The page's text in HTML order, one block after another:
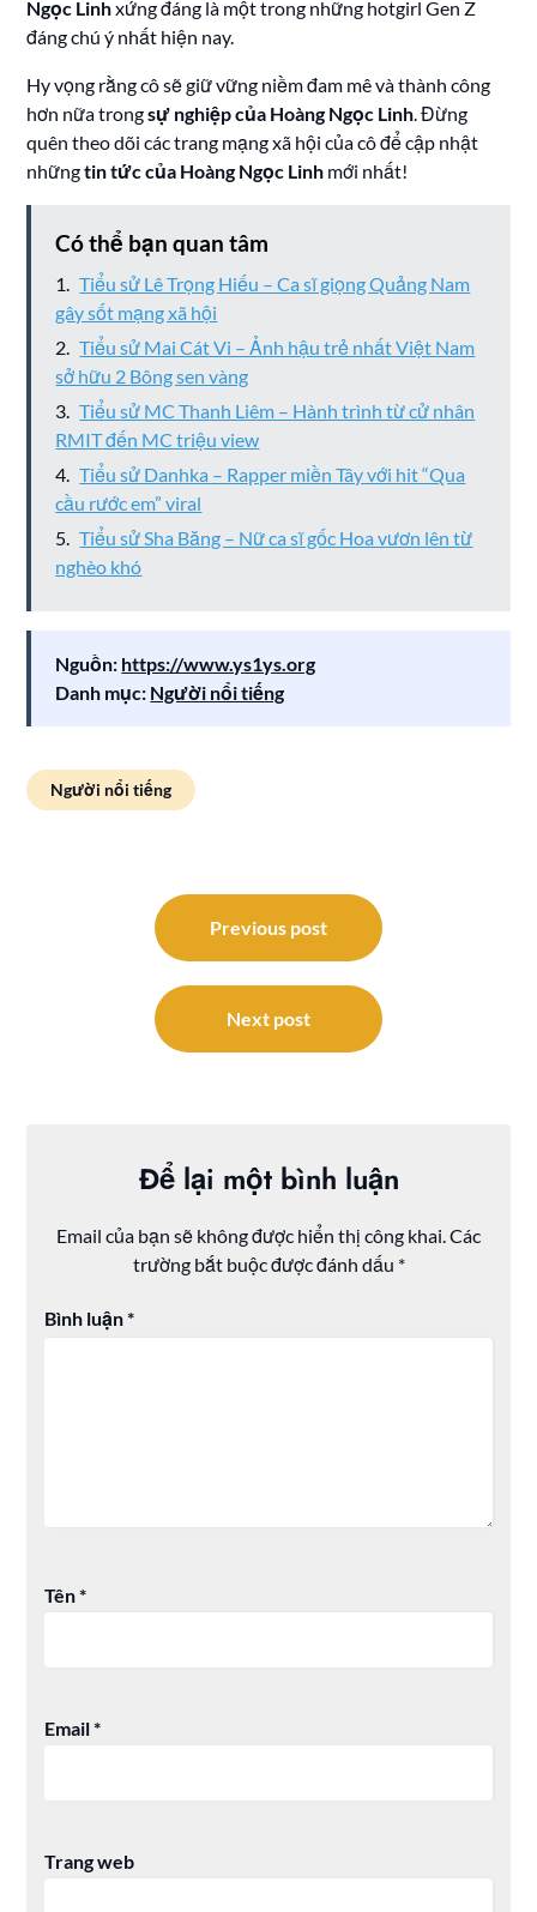
Ngọc Linhxứng đáng là một trong những hotgirl Gen Z
đáng chú ý nhất hiện nay.
Hy vọng rằng cô sẽ giữ vững niềm đam mê và thành công
hơn nữa trongsự nghiệp của Hoàng Ngọc Linh . Đừng
quên theo dõi các trang mạng xã hội của cô để cập nhật
nhữngtin tức của Hoàng Ngọc Linh mới nhất!
Có thể bạn quan tâm
Tiểu sử Lê Trọng Hiếu – Ca sĩ giọng Quảng Nam
gây sốt mạng xã hội
Tiểu sử Mai Cát Vi – Ảnh hậu trẻ nhất Việt Nam
sở hữu 2 Bông sen vàng
Tiểu sử MC Thanh Liêm – Hành trình từ cử nhân
RMIT đến MC triệu view
Tiểu sử Danhka – Rapper miền Tây với hit “Qua
cầu rước em” viral
Tiểu sử Sha Băng – Nữ ca sĩ gốc Hoa vươn lên từ
nghèo khó
Nguồn: https://www.ys1ys.org
Danh mục: Người nổi tiếng
Người nổi tiếng
Previous post
Next post
Để lại một bình luận
Email của bạn sẽ không được hiển thị công khai. Các
trường bắt buộc được đánh dấu *
Bình luận*
Tên*
Email*
Trang web